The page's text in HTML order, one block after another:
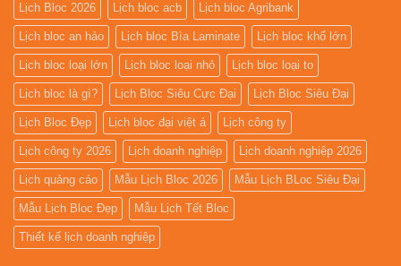
Lịch Bloc 2026 Lịch bloc acb Lịch bloc Agribank
Lịch bloc an hảo Lịch bloc Bìa Laminate Lịch bloc khổ lớn
Lịch bloc loại lớn Lịch bloc loại nhỏ Lịch bloc loại to
Lịch bloc là gì? Lịch Bloc Siêu Cực Đại Lịch Bloc Siêu Đại
Lịch Bloc Đẹp Lịch bloc đại việt á Lịch công ty
Lịch công ty 2026 Lịch doanh nghiệp Lịch doanh nghiệp 2026
Lịch quảng cáo Mẫu Lịch Bloc 2026 Mẫu Lịch BLoc Siêu Đại
Mẫu Lịch Bloc Đẹp Mẫu Lịch Tết Bloc
Thiết kế lịch doanh nghiệp